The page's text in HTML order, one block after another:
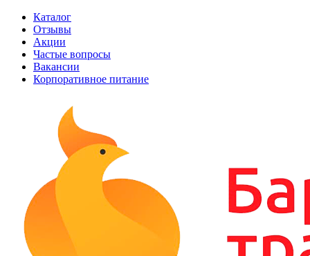
Каталог
Отзывы
Акции
Частые вопросы
Вакансии
Корпоративное питание